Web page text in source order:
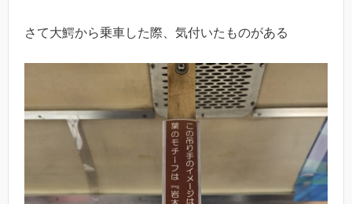
さて大鰐から乗車した際、気付いたものがある